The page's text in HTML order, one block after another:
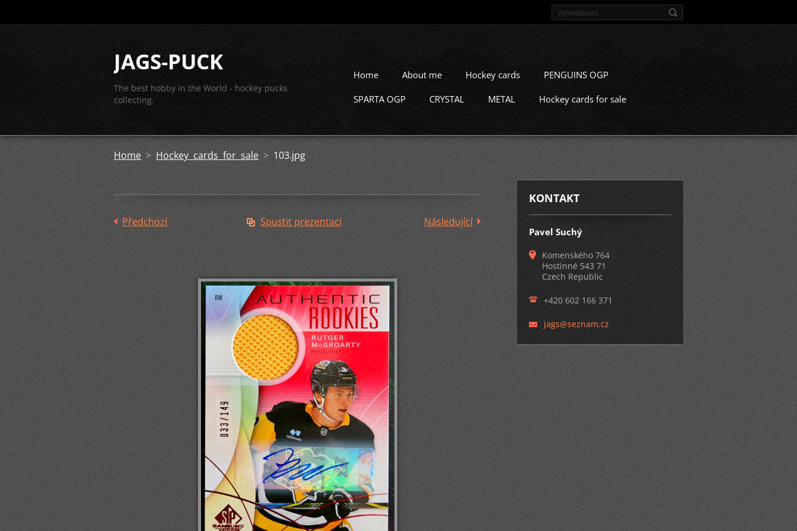
JAGS-PUCK
The best hobby in the World - hockey pucks
collecting.
Home About me Hockey cards PENGUINS OGP
SPARTA OGP CRYSTAL METAL Hockey cards for sale
Home > Hockey cards for sale >103.jpg
Předchozí Spustit prezentaci Následující
KONTAKT
Pavel Suchý
Komenského 764
Hostinné 543 71
Czech Republic
+420 602 166 371
jags@seznam.cz